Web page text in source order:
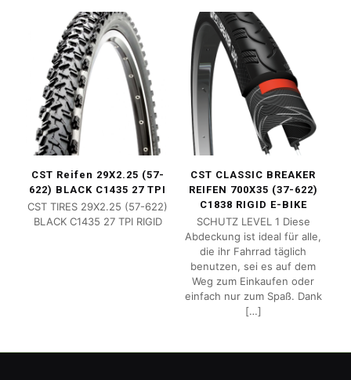
CST Reifen 29X2.25 (57-
622) BLACK C1435 27 TPI
CST TIRES 29X2.25 (57-622)
BLACK C1435 27 TPI RIGID
CST CLASSIC BREAKER
REIFEN 700X35 (37-622)
C1838 RIGID E-BIKE
SCHUTZ LEVEL 1 Diese
Abdeckung ist ideal für alle,
die ihr Fahrrad täglich
benutzen, sei es auf dem
Weg zum Einkaufen oder
einfach nur zum Spaß. Dank
[…]